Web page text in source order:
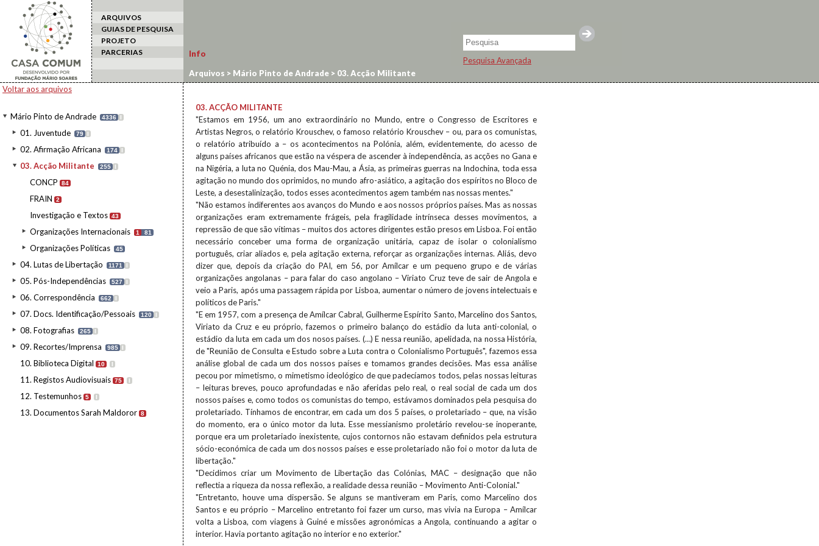
ARQUIVOS
GUIAS DE PESQUISA
PROJETO
PARCERIAS
Pesquisa Avançada
Voltar aos arquivos
Mário Pinto de Andrade 4336 I
01. Juventude 79 I
02. Afirmação Africana 174 I
03. Acção Militante 255 I
CONCP 84
FRAIN 2
Investigação e Textos 43
Organizações Internacionais 1 81
Organizações Políticas 45
04. Lutas de Libertação 1171 I
05. Pós-Independências 527 I
06. Correspondência 662 I
07. Docs. Identificação/Pessoais 120 I
08. Fotografias 265 I
09. Recortes/Imprensa 985 I
10. Biblioteca Digital 10 I
11. Registos Audiovisuais 75 I
12. Testemunhos 5 I
13. Documentos Sarah Maldoror 8
Info
Arquivos > Mário Pinto de Andrade > 03. Acção Militante
03. ACÇÃO MILITANTE
"Estamos em 1956, um ano extraordinário no Mundo, entre o Congresso de Escritores e
Artistas Negros, o relatório Krouschev, o famoso relatório Krouschev – ou, para os comunistas,
o relatório atribuído a – os acontecimentos na Polónia, além, evidentemente, do acesso de
alguns países africanos que estão na véspera de ascender à independência, as acções no Gana e
na Nigéria, a luta no Quénia, dos Mau-Mau, a Ásia, as primeiras guerras na Indochina, toda essa
agitação no mundo dos oprimidos, no mundo afro-asiático, a agitação dos espíritos no Bloco de
Leste, a desestalinização, todos esses acontecimentos agem também nas nossas mentes."
"Não estamos indiferentes aos avanços do Mundo e aos nossos próprios países. Mas as nossas
organizações eram extremamente frágeis, pela fragilidade intrínseca desses movimentos, a
repressão de que são vítimas – muitos dos actores dirigentes estão presos em Lisboa. Foi então
necessário conceber uma forma de organização unitária, capaz de isolar o colonialismo
português, criar aliados e, pela agitação externa, reforçar as organizações internas. Aliás, devo
dizer que, depois da criação do PAI, em 56, por Amílcar e um pequeno grupo e de várias
organizações angolanas – para falar do caso angolano – Viriato Cruz teve de sair de Angola e
veio a Paris, após uma passagem rápida por Lisboa, aumentar o número de jovens intelectuais e
políticos de Paris."
"E em 1957, com a presença de Amílcar Cabral, Guilherme Espírito Santo, Marcelino dos Santos,
Viriato da Cruz e eu próprio, fazemos o primeiro balanço do estádio da luta anti-colonial, o
estádio da luta em cada um dos nosos países. (…) E nessa reunião, apelidada, na nossa História,
de "Reunião de Consulta e Estudo sobre a Luta contra o Colonialismo Português", fazemos essa
análise global de cada um dos nossos países e tomamos grandes decisões. Mas essa análise
pecou por mimetismo, o mimetismo ideológico de que padecíamos todos, pelas nossas leituras
– leituras breves, pouco aprofundadas e não aferidas pelo real, o real social de cada um dos
nossos países e, como todos os comunistas do tempo, estávamos dominados pela pesquisa do
proletariado. Tínhamos de encontrar, em cada um dos 5 países, o proletariado – que, na visão
do momento, era o único motor da luta. Esse messianismo proletário revelou-se inoperante,
porque era um proletariado inexistente, cujos contornos não estavam definidos pela estrutura
sócio-económica de cada um dos nossos países e esse proletariado não foi o motor da luta de
libertação."
"Decidimos criar um Movimento de Libertação das Colónias, MAC – designação que não
reflectia a riqueza da nossa reflexão, a realidade dessa reunião – Movimento Anti-Colonial."
"Entretanto, houve uma dispersão. Se alguns se mantiveram em Paris, como Marcelino dos
Santos e eu próprio – Marcelino entretanto foi fazer um curso, mas vivia na Europa – Amílcar
volta a Lisboa, com viagens à Guiné e missões agronómicas a Angola, continuando a agitar o
interior. Havia portanto agitação no interior e no exterior."